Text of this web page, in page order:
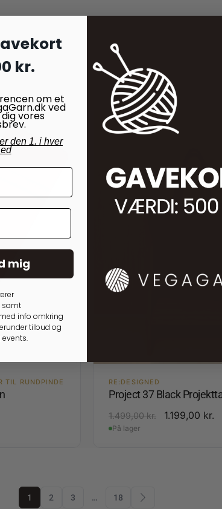
TIL RUNDPINDE RE:DESIGNED
Project 37 Black
1.499,00kr. 1.199,00 kr.
På lager
1 2 3 … 18
kr.
om et
ved
vores
den 1. i hver
mig
samt
info omkring
tilbud og
events.